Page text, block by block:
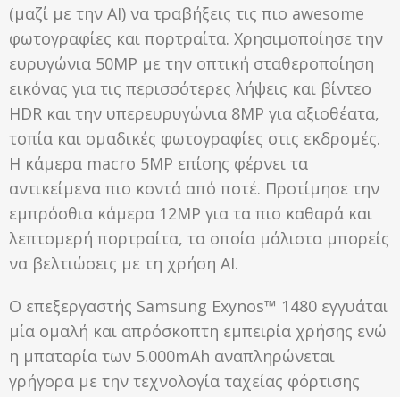
(μαζί με την AI) να τραβήξεις τις πιο awesome
φωτογραφίες και πορτραίτα. Χρησιμοποίησε την
ευρυγώνια 50MP με την οπτική σταθεροποίηση
εικόνας για τις περισσότερες λήψεις και βίντεο
HDR και την υπερευρυγώνια 8MP για αξιοθέατα,
τοπία και ομαδικές φωτογραφίες στις εκδρομές.
Η κάμερα macro 5MP επίσης φέρνει τα
αντικείμενα πιο κοντά από ποτέ. Προτίμησε την
εμπρόσθια κάμερα 12MP για τα πιο καθαρά και
λεπτομερή πορτραίτα, τα οποία μάλιστα μπορείς
να βελτιώσεις με τη χρήση AI.
Ο επεξεργαστής Samsung Exynos™ 1480 εγγυάται
μία ομαλή και απρόσκοπτη εμπειρία χρήσης ενώ
η μπαταρία των 5.000mAh αναπληρώνεται
γρήγορα με την τεχνολογία ταχείας φόρτισης